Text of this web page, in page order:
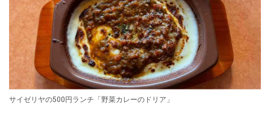
サイゼリヤの500円ランチ「野菜カレーのドリア」